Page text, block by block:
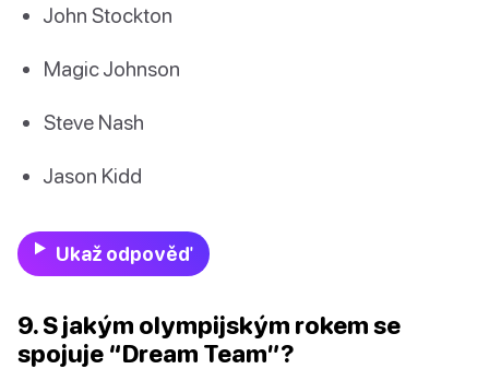
John Stockton
Magic Johnson
Steve Nash
Jason Kidd
Ukaž odpověď
9. S jakým olympijským rokem se
spojuje “Dream Team”?